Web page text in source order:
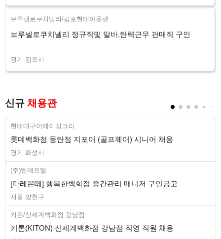
브루넬로쿠치넬리/김포현대아울렛
브루넬로쿠치넬리 정규직및 알바.탄력근무 판매직 구인
경기 김포시
신규 채용관
현대대구어메이징크리
롯데백화점 동탄점 지포어 (골프웨어) 시니어 채용
경기 화성시
(주)엔에프엘
[마레몬떼] 행복한백화점 중간관리 매니저 구인공고
서울 양천구
키톤/신세계백화점 강남점
키톤(KITON) 신세계백화점 강남점 직영 직원 채용